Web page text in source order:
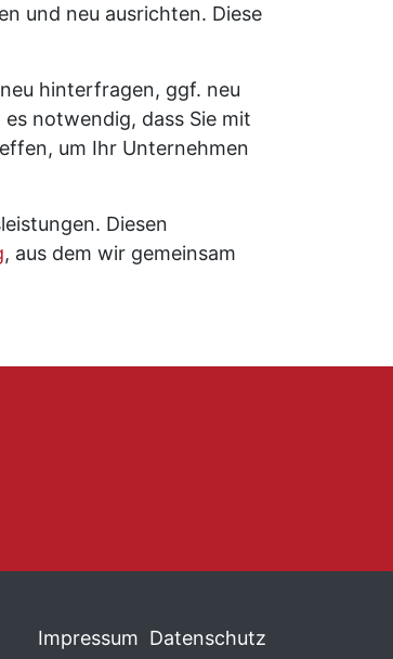
und neu ausrichten. Diese
hinterfragen, ggf. neu
notwendig, dass Sie mit
um Ihr Unternehmen
Diesen
, aus dem wir gemeinsam
Impressum Datenschutz